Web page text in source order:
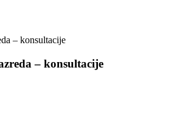
– konsultacije
– konsultacije